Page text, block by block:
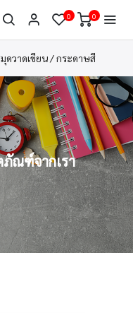
0 0
ดวาดเขียน / กระดาษสี
ณฑ์จากเรา